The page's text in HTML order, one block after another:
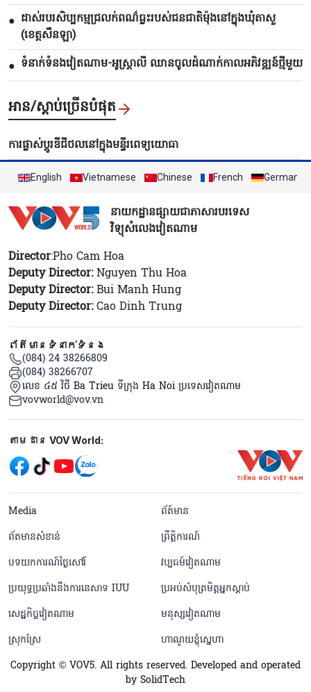
● ដាស់របរសិប្បកម្មជ្រលក់ពណ៌ធ្លះរបស់ជនជាតិម៉ុងនៅក្នុងឃុំតាសួ
(ខេត្តសឺនឡា)
● ទំនាក់ទំនងវៀតណាម-អូស្ត្រាលី ឈាន​ចូលដំណាក់កាលអភិវឌ្ឍន៍ថ្មីមួយ
អាន/ស្តាប់ច្រើនបំផុត
ការផ្លាស់ប្តូរឌីជីថលនៅក្នុងមន្ទីរពេទ្យយោធា
English Vietnamese Chinese French German
នាយកដ្ឋានផ្សាយជាភាសារបរទេស
វិទ្យុសំលេងវៀតណាម
Director:Pho Cam Hoa
Deputy Director:Nguyen Thu Hoa
Deputy Director:Bui Manh Hung
Deputy Director:Cao Dinh Trung
ព័ត៌មានទំនាក់ទំនង
(084) 24 38266809
(084) 38266707
លេខ ៤៥ វិថី Ba Trieu ទីក្រុង Ha Noi ប្រទេសវៀតណាម
vovworld@vov.vn
Mạng xã hội
តាមដាន VOV World:
menu footer tiếng Khmer
Media
ព័ត៍មាន
ព័តមានសំខាន់
ព្រឹត្តិការណ៍
បទយកការណ៍ថ្ងៃសៅរ៍
វប្បធម៍វៀតណាម
ប្រយុទ្ធប្រឆាំងនឹងការនេសាទ IUU
ប្រអប់សំបុត្រមិត្តអ្នកស្តាប់
សេដ្ឋកិច្ចវៀតណាម
មនុស្សវៀតណាម
ស្រុកស្រែ
ហាណូយខ្ញុំស្នេហា
Copyright © VOV5. All rights reserved. Developed and operated
by SolidTech